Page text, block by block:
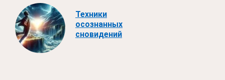
Техники
осознанных
сновидений